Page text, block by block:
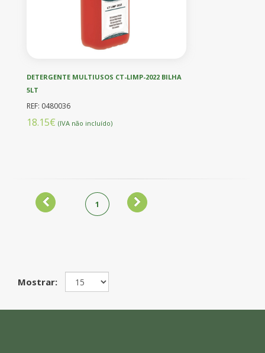
DETERGENTE MULTIUSOS CT-LIMP-2022 BILHA
5LT
REF: 0480036
18.15€ (IVA não incluído)
1
Mostrar: